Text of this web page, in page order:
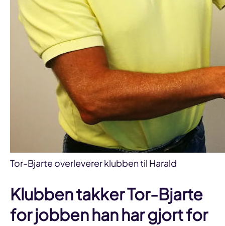
Tor-Bjarte overleverer klubben til Harald
Klubben takker Tor-Bjarte
for jobben han har gjort for